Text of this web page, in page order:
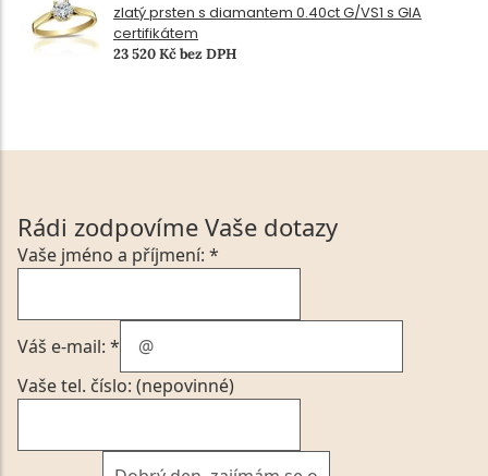
zlatý prsten s diamantem 0.40ct G/VS1 s GIA
certifikátem
23 520 Kč bez DPH
Rádi zodpovíme Vaše dotazy
Vaše jméno a příjmení: *
Váš e-mail: *
Vaše tel. číslo: (nepovinné)